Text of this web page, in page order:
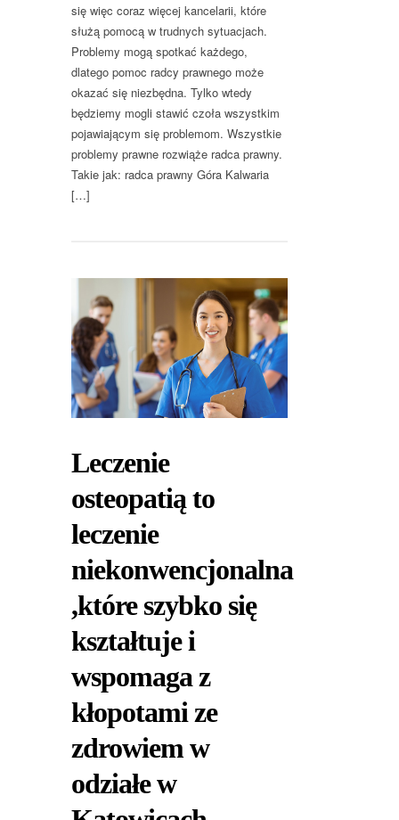
się więc coraz więcej kancelarii, które
służą pomocą w trudnych sytuacjach.
Problemy mogą spotkać każdego,
dlatego pomoc radcy prawnego może
okazać się niezbędna. Tylko wtedy
będziemy mogli stawić czoła wszystkim
pojawiającym się problemom. Wszystkie
problemy prawne rozwiąże radca prawny.
Takie jak: radca prawny Góra Kalwaria
[…]
Leczenie
osteopatią to
leczenie
niekonwencjonalna
,które szybko się
kształtuje i
wspomaga z
kłopotami ze
zdrowiem w
odziałe w